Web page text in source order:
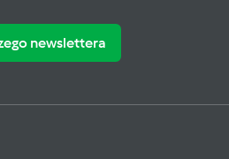
newslettera